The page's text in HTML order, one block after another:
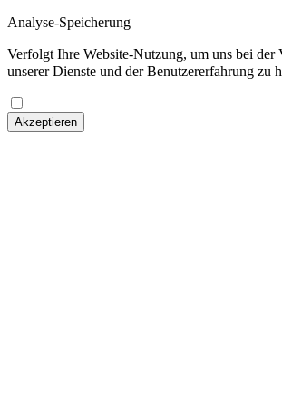
Analyse-Speicherung
Verfolgt Ihre Website-Nutzung, um uns bei der
unserer Dienste und der Benutzererfahrung zu
Akzeptieren